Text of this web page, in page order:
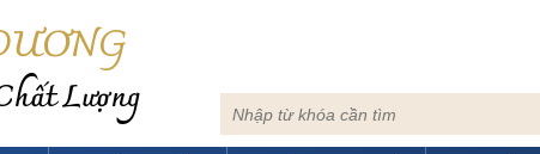
Lượng